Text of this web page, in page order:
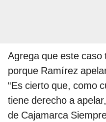
Agrega que este caso
porque Ramírez
“Es cierto que, como
tiene derecho a
de Cajamarca